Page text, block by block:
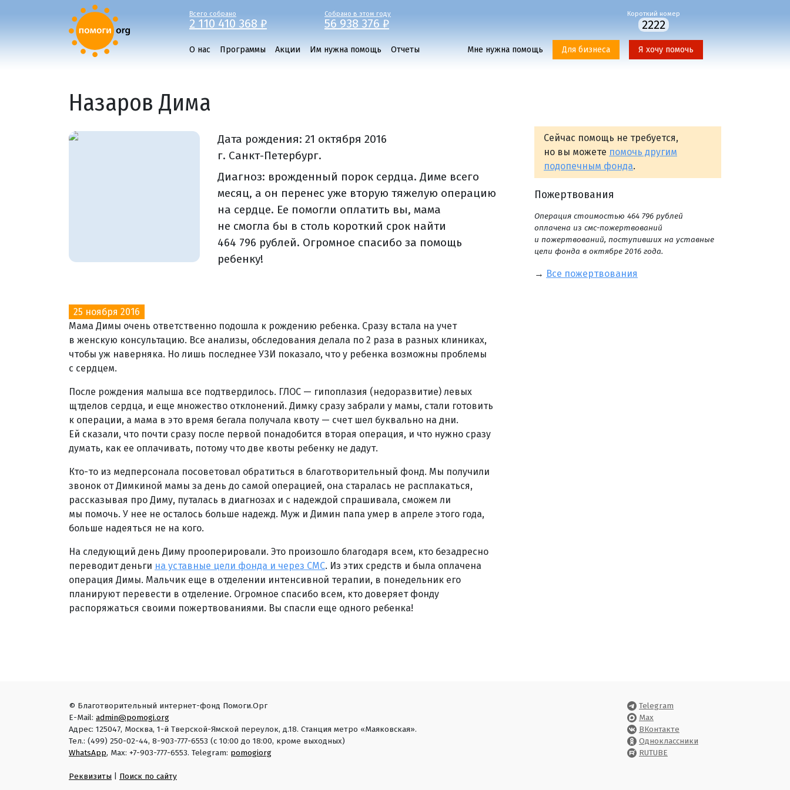
Всего собрано
2 110 410 368 ₽
Собрано в этом году
56 938 376 ₽
Короткий номер
2222
О нас Программы Акции Им нужна помощь Отчеты Мне нужна помощь Для бизнеса Я хочу помочь
Назаров Дима
Дата рождения:21 октября 2016
г. Санкт-Петербург.
Диагноз: врожденный порок сердца. Диме всего
месяц, а он перенес уже вторую тяжелую операцию
на сердце. Ее помогли оплатить вы, мама
не смогла бы в столь короткий срок найти
464 796 рублей. Огромное спасибо за помощь
ребенку!
25 ноября 2016
Мама Димы очень ответственно подошла к рождению ребенка. Сразу встала на учет
в женскую консультацию. Все анализы, обследования делала по 2 раза в разных клиниках,
чтобы уж наверняка. Но лишь последнее УЗИ показало, что у ребенка возможны проблемы
с сердцем.
После рождения малыша все подтвердилось. ГЛОС — гипоплазия (недоразвитие) левых
щтделов сердца, и еще множество отклонений. Димку сразу забрали у мамы, стали готовить
к операции, а мама в это время бегала получала квоту — счет шел буквально на дни.
Ей сказали, что почти сразу после первой понадобится вторая операция, и что нужно сразу
думать, как ее оплачивать, потому что две квоты ребенку не дадут.
Кто-то из медперсонала посоветовал обратиться в благотворительный фонд. Мы получили
звонок от Димкиной мамы за день до самой операцией, она старалась не расплакаться,
рассказывая про Диму, путалась в диагнозах и с надеждой спрашивала, сможем ли
мы помочь. У нее не осталось больше надежд. Муж и Димин папа умер в апреле этого года,
больше надеяться не на кого.
На следующий день Диму прооперировали. Это произошло благодаря всем, кто безадресно
переводит деньги на уставные цели фонда и через СМС. Из этих средств и была оплачена
операция Димы. Мальчик еще в отделении интенсивной терапии, в понедельник его
планируют перевести в отделение. Огромное спасибо всем, кто доверяет фонду
распоряжаться своими пожертвованиями. Вы спасли еще одного ребенка!
Сейчас помощь не требуется,
но вы можете помочь другим
подопечным фонда.
Пожертвования
Операция стоимостью 464 796 рублей
оплачена из смс-пожертвований
и пожертвований, поступивших на уставные
цели фонда в октябре 2016 года.
→ Все пожертвования
© Благотворительный интернет-фонд Помоги.Орг
E-Mail: admin@pomogi.org
Адрес: 125047, Москва, 1-й Тверской-Ямской переулок, д.18. Станция метро «Маяковская».
Тел.: (499) 250-02-44, 8-903-777-6553 (с 10:00 до 18:00, кроме выходных)
WhatsApp, Max: +7-903-777-6553. Telegram: pomogiorg
Реквизиты Поиск по сайту
Telegram
Max
ВКонтакте
Одноклассники
RUTUBE